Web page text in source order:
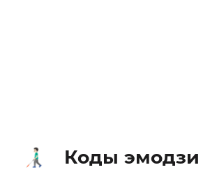
👨🏻‍🦯 Коды эмодзи